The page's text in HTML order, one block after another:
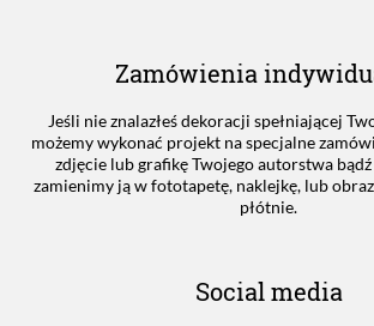
Zamówienia
Jeśli nie znalazłeś dekoracji spełniającej
możemy wykonać projekt na specjalne
zdjęcie lub grafikę Twojego autorstwa bądź
zamienimy ją w fototapetę, naklejkę, lub
płótnie.
Social media